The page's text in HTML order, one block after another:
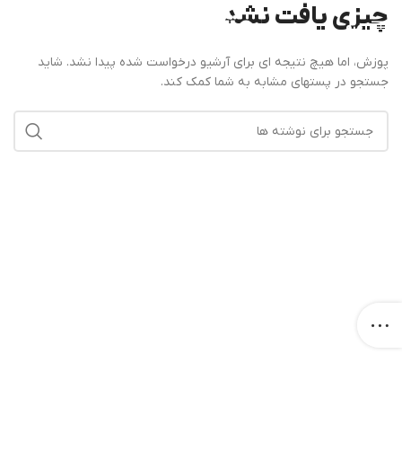
منو
چیزی یافت نشد
پوزش، اما هیچ نتیجه ای برای آرشیو درخواست شده پیدا نشد. شاید
جستجو در پستهای مشابه به شما کمک کند.